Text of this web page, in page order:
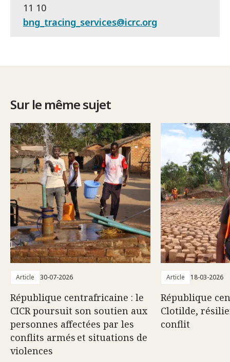
11 10
bng_tracing_services@icrc.org
Sur le même sujet
Article 30-07-2026
République centrafricaine : le
CICR poursuit son soutien aux
personnes affectées par les
conflits armés et situations de
violences
Article 18-03-2026
République
Clotilde,
conflit